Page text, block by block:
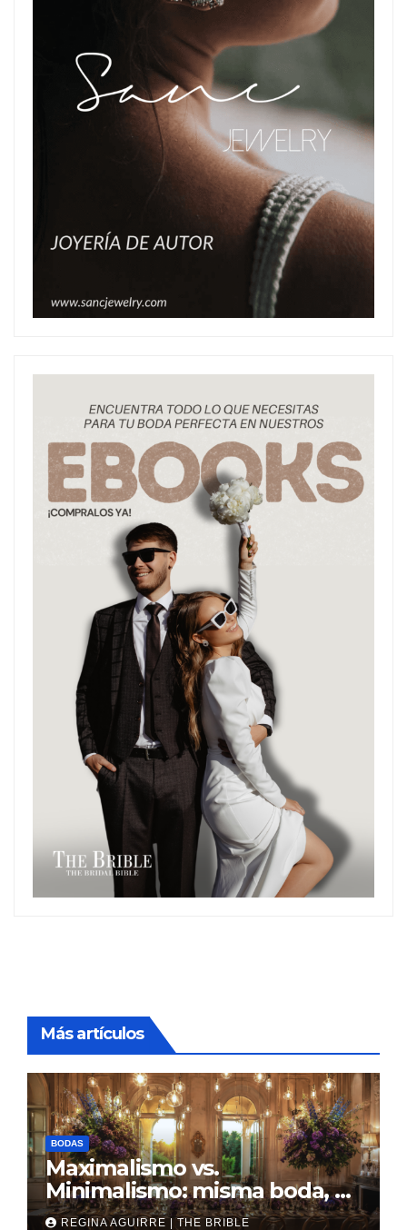
Más artículos
BODAS
Maximalismo vs.
Minimalismo: misma boda, al
revés
REGINA AGUIRRE | THE BRIBLE